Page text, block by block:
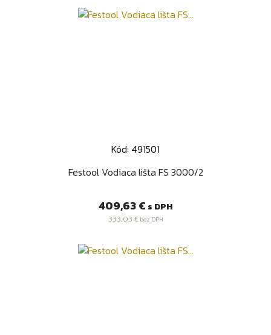
Kód: 491501
Festool Vodiaca lišta FS 3000/2
Cena
409,63 € s DPH
333,03 €bez DPH